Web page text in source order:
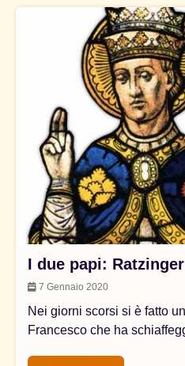
I due papi:
7 Gennaio 2020
Nei giorni scorsi si è fatto
Francesco che ha